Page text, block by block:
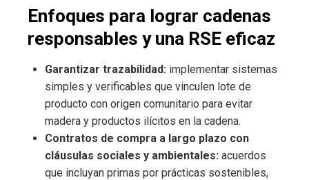
Enfoques para lograr cadenas
responsables y una RSE eficaz
Garantizar trazabilidad: implementar sistemas
simples y verificables que vinculen lote de
producto con origen comunitario para evitar
madera y productos ilícitos en la cadena.
Contratos de compra a largo plazo con
cláusulas sociales y ambientales: acuerdos
que incluyan primas por prácticas sostenibles,